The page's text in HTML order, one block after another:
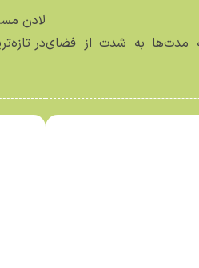
مدت‌ها به شدت از فضای
لادن
در